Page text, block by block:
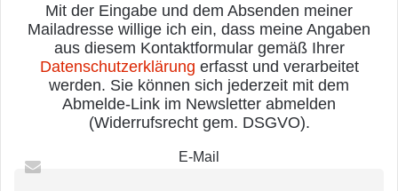
Mit der Eingabe und dem Absenden meiner
Mailadresse willige ich ein, dass meine Angaben
aus diesem Kontaktformular gemäß Ihrer
Datenschutzerklärung erfasst und verarbeitet
werden. Sie können sich jederzeit mit dem
Abmelde-Link im Newsletter abmelden
(Widerrufsrecht gem. DSGVO).
E-Mail